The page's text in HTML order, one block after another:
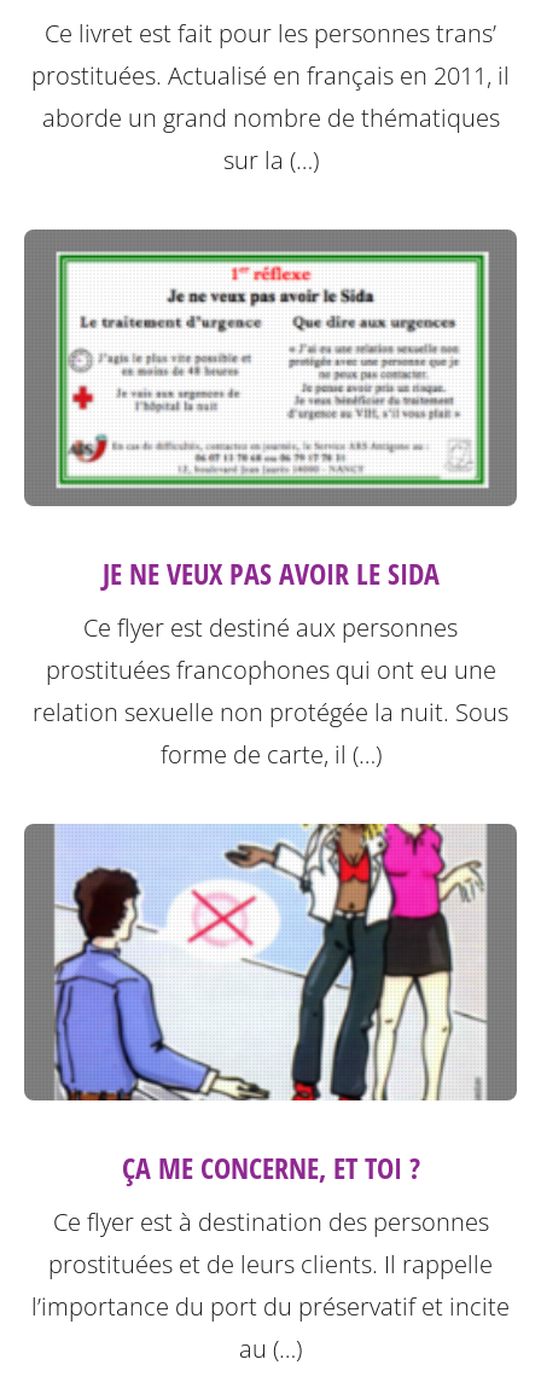
Ce livret est fait pour les personnes trans’
prostituées. Actualisé en français en 2011, il
aborde un grand nombre de thématiques
sur la (…)
JE NE VEUX PAS AVOIR LE SIDA
Ce flyer est destiné aux personnes
prostituées francophones qui ont eu une
relation sexuelle non protégée la nuit. Sous
forme de carte, il (…)
ÇA ME CONCERNE, ET TOI ?
Ce flyer est à destination des personnes
prostituées et de leurs clients. Il rappelle
l’importance du port du préservatif et incite
au (…)